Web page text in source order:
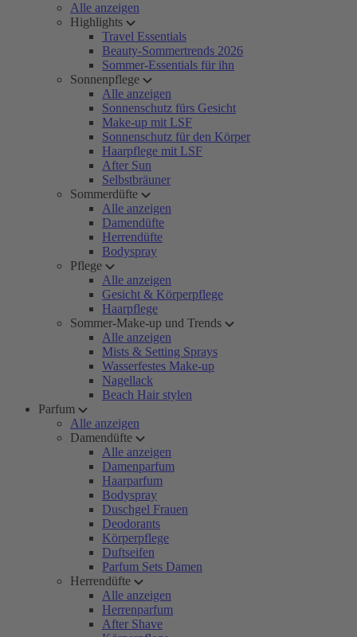
Alle anzeigen
Highlights
Travel Essentials
Beauty-Sommertrends 2026
Sommer-Essentials für ihn
Sonnenpflege
Alle anzeigen
Sonnenschutz fürs Gesicht
Make-up mit LSF
Sonnenschutz für den Körper
Haarpflege mit LSF
After Sun
Selbstbräuner
Sommerdüfte
Alle anzeigen
Damendüfte
Herrendüfte
Bodyspray
Pflege
Alle anzeigen
Gesicht & Körperpflege
Haarpflege
Sommer-Make-up und Trends
Alle anzeigen
Mists & Setting Sprays
Wasserfestes Make-up
Nagellack
Beach Hair stylen
Parfum
Alle anzeigen
Damendüfte
Alle anzeigen
Damenparfum
Haarparfum
Bodyspray
Duschgel Frauen
Deodorants
Körperpflege
Duftseifen
Parfum Sets Damen
Herrendüfte
Alle anzeigen
Herrenparfum
After Shave